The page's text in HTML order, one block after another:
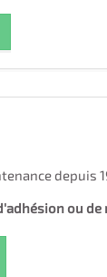
depuis
ou